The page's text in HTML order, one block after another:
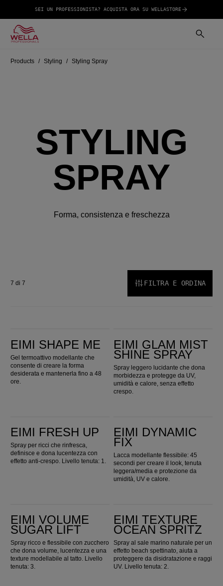
SEI UN PROFESSIONISTA? ACQUISTA ORA SU WELLASTORE
Products Styling Styling Spray
STYLING
SPRAY
Forma, consistenza e freschezza
7 di 7 FILTRA E ORDINA
EIMI SHAPE ME
Gel termoattivo modellante che
consente di creare la forma
desiderata e mantenerla fino a 48
ore.
EIMI GLAM MIST
SHINE SPRAY
Spray leggero lucidante che dona
morbidezza e protegge da UV,
umidità e calore, senza effetto
crespo.
EIMI FRESH UP
Spray per ricci che rinfresca,
definisce e dona lucentezza con
effetto anti-crespo. Livello tenuta: 1.
EIMI DYNAMIC
FIX
Lacca modellante flessibile: 45
secondi per creare il look, tenuta
leggera/media e protezione da
umidità, UV e calore.
EIMI VOLUME
SUGAR LIFT
Spray ricco e flessibile con zucchero
che dona volume, lucentezza e una
texture modellabile al tatto. Livello
tenuta: 3.
EIMI TEXTURE
OCEAN SPRITZ
Spray al sale marino naturale per un
effetto beach spettinato, aiuta a
proteggere da disidratazione e raggi
UV. Livello tenuta: 2.